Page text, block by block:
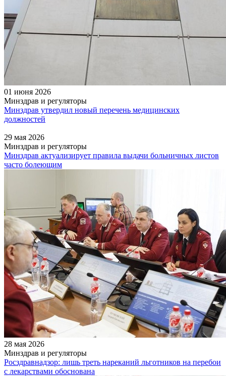
01 июня 2026
Минздрав и регуляторы
Минздрав утвердил новый перечень медицинских
должностей
29 мая 2026
Минздрав и регуляторы
Минздрав актуализирует правила выдачи больничных листов
часто болеющим
28 мая 2026
Минздрав и регуляторы
Росздравнадзор: лишь треть нареканий льготников на перебои
с лекарствами обоснована